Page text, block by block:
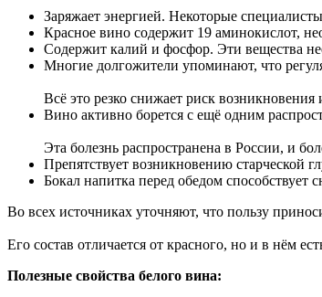
Заряжает энергией. Некоторые
Красное вино содержит 19 аминокислот,
Содержит калий и фосфор. Эти вещества
Многие долгожители упоминают, что
Всё это резко снижает риск возникновения
Вино активно борется с ещё одним
Эта болезнь распространена в России, и
Препятствует возникновению старческой
Бокал напитка перед обедом способствует
Во всех источниках уточняют, что пользу
Его состав отличается от красного, но и в нём
Полезные свойства белого вина: